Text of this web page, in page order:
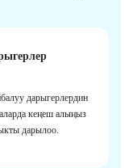
дарыгерлердин
кеңеш алыңыз
дарылоо.